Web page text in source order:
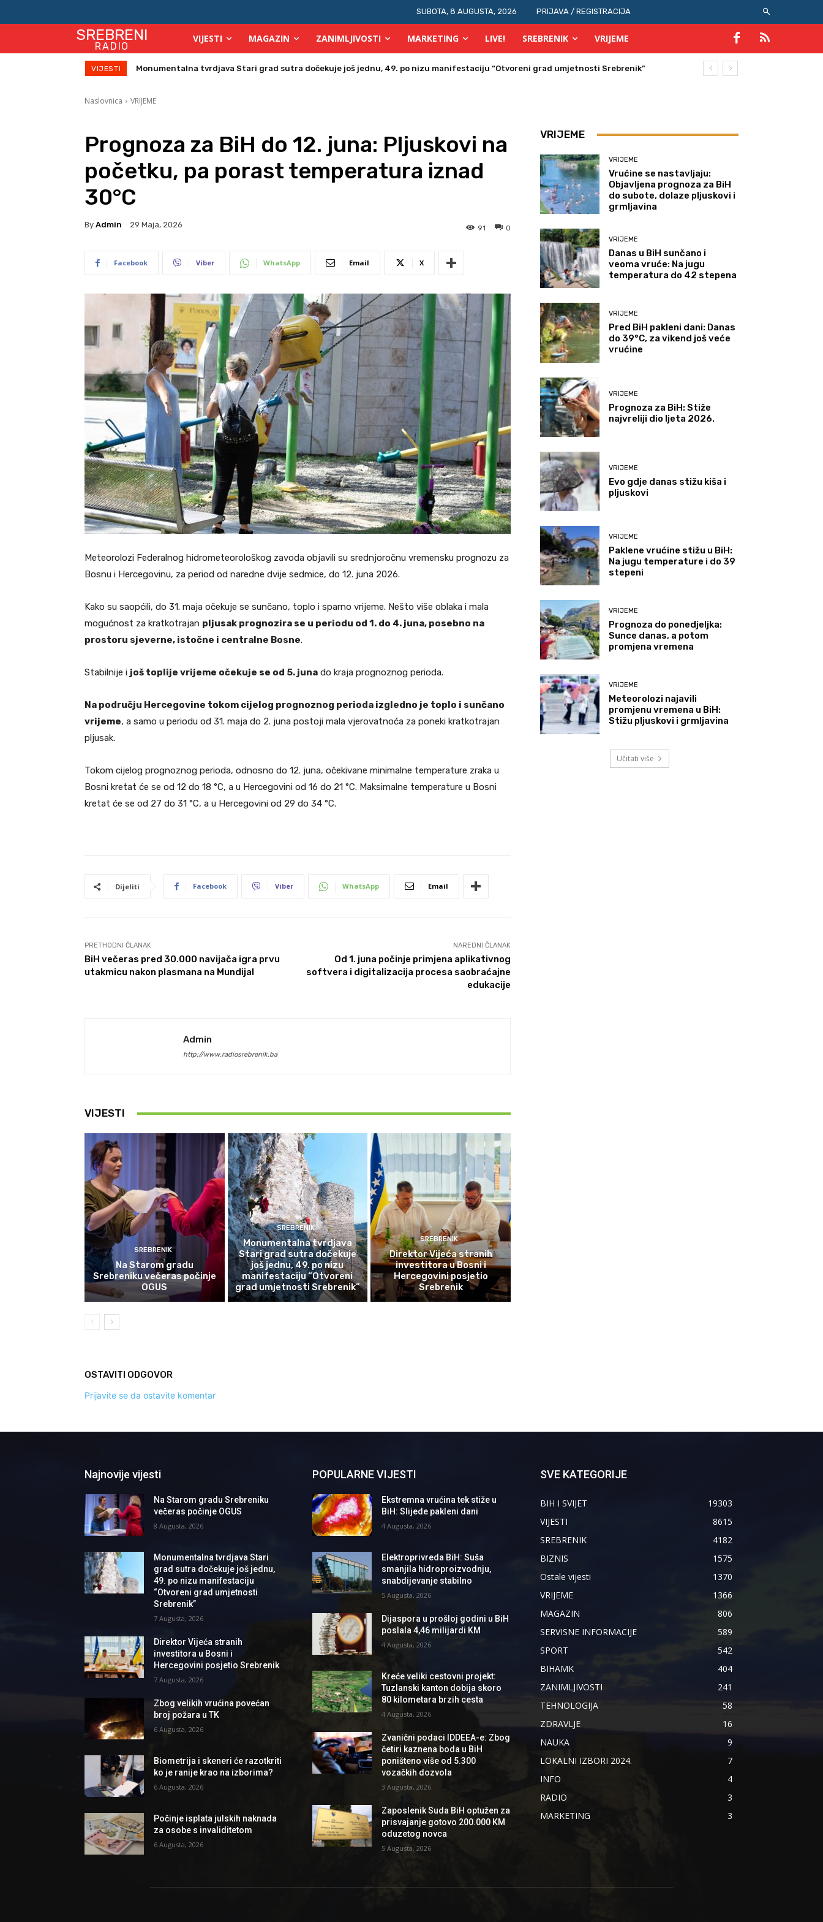
SUBOTA, 8 AUGUSTA, 2026 PRIJAVA / REGISTRACIJA
SREBRENI
RADIO
VIJESTI MAGAZIN ZANIMLJIVOSTI MARKETING LIVE! SREBRENIK VRIJEME
VIJESTI Monumentalna tvrdjava Stari grad sutra dočekuje još jednu, 49. po nizu manifestaciju “Otvoreni grad umjetnosti Srebrenik”
Direktor Vijeća stranih investitora u Bosni i Hercegovini posjetio Srebrenik
Naslovnica VRIJEME
Prognoza za BiH do 12. juna: Pljuskovi na
početku, pa porast temperatura iznad
30°C
By Admin 29 Maja, 2026 0
91
Facebook Viber WhatsApp Email X
Meteorolozi Federalnog hidrometeorološkog zavoda objavili su srednjoročnu vremensku prognozu za
Bosnu i Hercegovinu, za period od naredne dvije sedmice, do 12. juna 2026.
Kako su saopćili, do 31. maja očekuje se sunčano, toplo i sparno vrijeme. Nešto više oblaka i mala
mogućnost za kratkotrajan pljusak prognozira se u periodu od 1. do 4. juna, posebno na
prostoru sjeverne, istočne i centralne Bosne.
Stabilnije i još toplije vrijeme očekuje se od 5. juna do kraja prognoznog perioda.
Na području Hercegovine tokom cijelog prognoznog perioda izgledno je toplo i sunčano
vrijeme, a samo u periodu od 31. maja do 2. juna postoji mala vjerovatnoća za poneki kratkotrajan
pljusak.
Tokom cijelog prognoznog perioda, odnosno do 12. juna, očekivane minimalne temperature zraka u
Bosni kretat će se od 12 do 18 °C, a u Hercegovini od 16 do 21 °C. Maksimalne temperature u Bosni
kretat će se od 27 do 31 °C, a u Hercegovini od 29 do 34 °C.
Dijeliti Facebook Viber WhatsApp Email
PRETHODNI ČLANAK
BiH večeras pred 30.000 navijača igra prvu
utakmicu nakon plasmana na Mundijal
NAREDNI ČLANAK
Od 1. juna počinje primjena aplikativnog
softvera i digitalizacija procesa saobraćajne
edukacije
Admin
http://www.radiosrebrenik.ba
VIJESTI
SREBRENIK
Na Starom gradu
Srebreniku večeras počinje
OGUS
SREBRENIK
Monumentalna tvrdjava
Stari grad sutra dočekuje
još jednu, 49. po nizu
manifestaciju “Otvoreni
grad umjetnosti Srebrenik”
SREBRENIK
Direktor Vijeća stranih
investitora u Bosni i
Hercegovini posjetio
Srebrenik
OSTAVITI ODGOVOR
Prijavite se da ostavite komentar
VRIJEME
VRIJEME
Vrućine se nastavljaju:
Objavljena prognoza za BiH
do subote, dolaze pljuskovi i
grmljavina
VRIJEME
Danas u BiH sunčano i
veoma vruće: Na jugu
temperatura do 42 stepena
VRIJEME
Pred BiH pakleni dani: Danas
do 39°C, za vikend još veće
vrućine
VRIJEME
Prognoza za BiH: Stiže
najvreliji dio ljeta 2026.
VRIJEME
Evo gdje danas stižu kiša i
pljuskovi
VRIJEME
Paklene vrućine stižu u BiH:
Na jugu temperature i do 39
stepeni
VRIJEME
Prognoza do ponedjeljka:
Sunce danas, a potom
promjena vremena
VRIJEME
Meteorolozi najavili
promjenu vremena u BiH:
Stižu pljuskovi i grmljavina
Učitati više
Najnovije vijesti
Na Starom gradu Srebreniku
večeras počinje OGUS
8 Augusta, 2026
Monumentalna tvrdjava Stari
grad sutra dočekuje još jednu,
49. po nizu manifestaciju
“Otvoreni grad umjetnosti
Srebrenik”
7 Augusta, 2026
Direktor Vijeća stranih
investitora u Bosni i
Hercegovini posjetio Srebrenik
7 Augusta, 2026
Zbog velikih vrućina povećan
broj požara u TK
6 Augusta, 2026
Biometrija i skeneri će razotkriti
ko je ranije krao na izborima?
6 Augusta, 2026
Počinje isplata julskih naknada
za osobe s invaliditetom
6 Augusta, 2026
POPULARNE VIJESTI
Ekstremna vrućina tek stiže u
BiH: Slijede pakleni dani
4 Augusta, 2026
Elektroprivreda BiH: Suša
smanjila hidroproizvodnju,
snabdijevanje stabilno
5 Augusta, 2026
Dijaspora u prošloj godini u BiH
poslala 4,46 milijardi KM
4 Augusta, 2026
Kreće veliki cestovni projekt:
Tuzlanski kanton dobija skoro
80 kilometara brzih cesta
4 Augusta, 2026
Zvanični podaci IDDEEA-e: Zbog
četiri kaznena boda u BiH
poništeno više od 5.300
vozačkih dozvola
3 Augusta, 2026
Zaposlenik Suda BiH optužen za
prisvajanje gotovo 200.000 KM
oduzetog novca
5 Augusta, 2026
SVE KATEGORIJE
BIH I SVIJET
19303
VIJESTI
8615
SREBRENIK
4182
BIZNIS
1575
Ostale vijesti
1370
VRIJEME
1366
MAGAZIN
806
SERVISNE INFORMACIJE
589
SPORT
542
BIHAMK
404
ZANIMLJIVOSTI
241
TEHNOLOGIJA
58
ZDRAVLJE
16
NAUKA
9
LOKALNI IZBORI 2024.
7
INFO
4
RADIO
3
MARKETING
3